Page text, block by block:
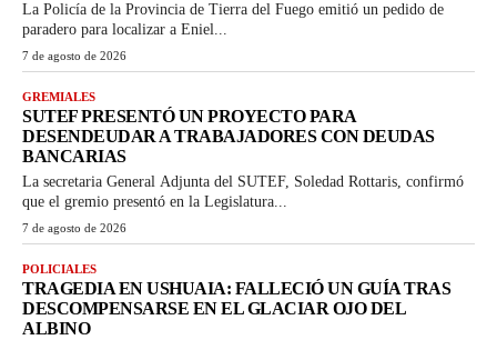
La Policía de la Provincia de Tierra del Fuego emitió un pedido de
paradero para localizar a Eniel...
7 de agosto de 2026
GREMIALES
SUTEF PRESENTÓ UN PROYECTO PARA
DESENDEUDAR A TRABAJADORES CON DEUDAS
BANCARIAS
La secretaria General Adjunta del SUTEF, Soledad Rottaris, confirmó
que el gremio presentó en la Legislatura...
7 de agosto de 2026
POLICIALES
TRAGEDIA EN USHUAIA: FALLECIÓ UN GUÍA TRAS
DESCOMPENSARSE EN EL GLACIAR OJO DEL
ALBINO